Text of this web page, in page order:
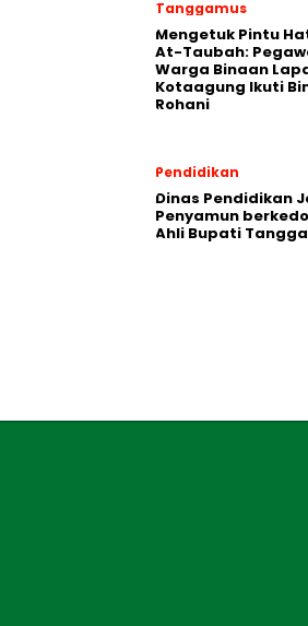
Tanggamus
Mengetuk Pintu
At-Taubah:
Warga Binaan
Kotaagung Ikuti
Rohani
Pendidikan
Dinas Pendidikan
Penyamun
Ahli Bupati